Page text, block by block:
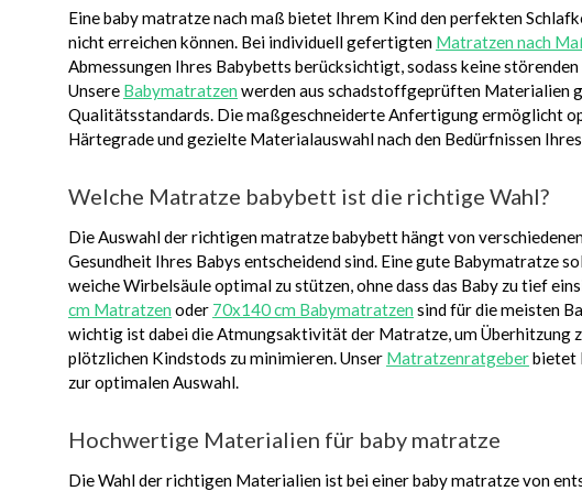
Eine baby matratze nach maß bietet Ihrem Kind den perfekten
nicht erreichen können. Bei individuell gefertigten Matratzen nach
Abmessungen Ihres Babybetts berücksichtigt, sodass keine
Unsere Babymatratzen werden aus schadstoffgeprüften Materialien
Qualitätsstandards. Die maßgeschneiderte Anfertigung ermöglicht
Härtegrade und gezielte Materialauswahl nach den Bedürfnissen
Welche Matratze babybett ist die richtige Wahl?
Die Auswahl der richtigen matratze babybett hängt von
Gesundheit Ihres Babys entscheidend sind. Eine gute Babymatratze
weiche Wirbelsäule optimal zu stützen, ohne dass das Baby zu tief
cm Matratzen oder 70x140 cm Babymatratzen sind für die meisten
wichtig ist dabei die Atmungsaktivität der Matratze, um Überhitzung
plötzlichen Kindstods zu minimieren. Unser Matratzenratgeberbietet
zur optimalen Auswahl.
Hochwertige Materialien für baby matratze
Die Wahl der richtigen Materialien ist bei einer baby matratze von